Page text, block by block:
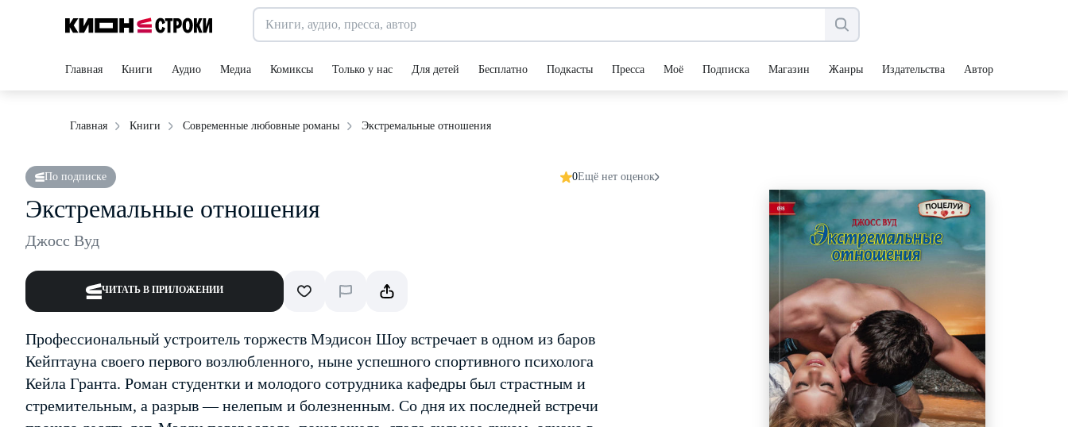
Главная Книги Аудио Медиа Комиксы Только у нас Для детей Бесплатно Подкасты Пресса Моё Подписка Магазин Жанры Издательства Авторы
Главная Книги Современные любовные романы Экстремальные отношения
По подписке 0Ещё нет оценок
Экстремальные отношения
Джосс Вуд
ЧИТАТЬ В ПРИЛОЖЕНИИ
Профессиональный устроитель торжеств Мэдисон Шоу встречает в одном из баров
Кейптауна своего первого возлюбленного, ныне успешного спортивного психолога
Кейла Гранта. Роман студентки и молодого сотрудника кафедры был страстным и
стремительным, а разрыв — нелепым и болезненным. Со дня их последней встречи